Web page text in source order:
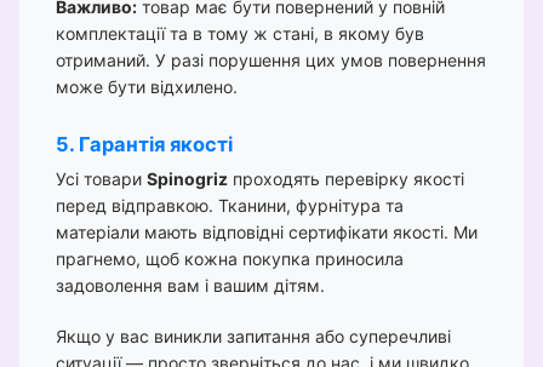
Важливо: товар має бути повернений у повній
комплектації та в тому ж стані, в якому був
отриманий. У разі порушення цих умов повернення
може бути відхилено.
5. Гарантія якості
Усі товари Spinogriz проходять перевірку якості
перед відправкою. Тканини, фурнітура та
матеріали мають відповідні сертифікати якості. Ми
прагнемо, щоб кожна покупка приносила
задоволення вам і вашим дітям.
Якщо у вас виникли запитання або суперечливі
ситуації — просто зверніться до нас, і ми швидко